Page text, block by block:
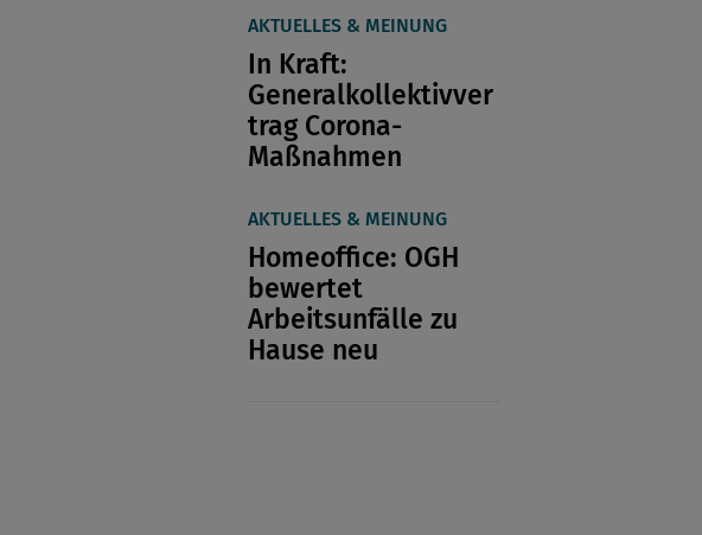
AKTUELLES & MEINUNG
In Kraft:
Generalkollektivver
trag Corona-
Maßnahmen
AKTUELLES & MEINUNG
Homeoffice: OGH
bewertet
Arbeitsunfälle zu
Hause neu